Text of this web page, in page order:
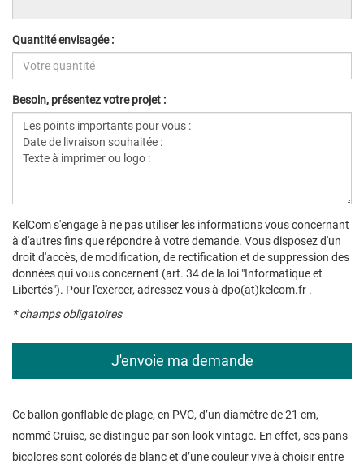
Quantité envisagée :
Besoin, présentez votre projet :
KelCom s'engage à ne pas utiliser les informations vous concernant
à d'autres fins que répondre à votre demande. Vous disposez d'un
droit d'accès, de modification, de rectification et de suppression des
données qui vous concernent (art. 34 de la loi "Informatique et
Libertés"). Pour l'exercer, adressez vous à dpo(at)kelcom.fr .
* champs obligatoires
Ce ballon gonflable de plage, en PVC, d’un diamètre de 21 cm,
nommé Cruise, se distingue par son look vintage. En effet, ses pans
bicolores sont colorés de blanc et d’une couleur vive à choisir entre